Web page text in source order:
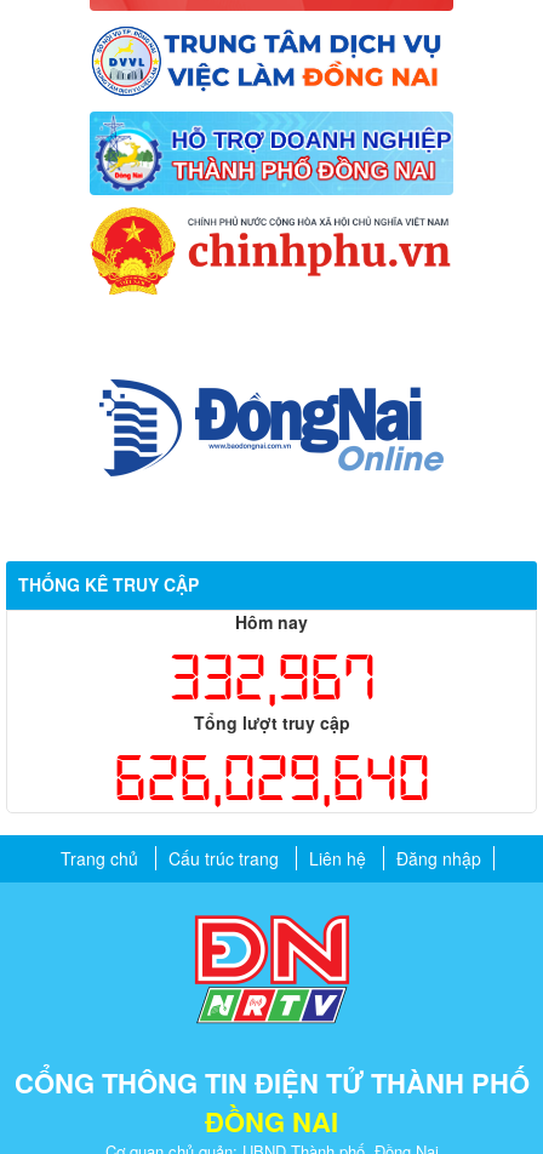
THỐNG KÊ TRUY CẬP
Hôm nay
332,967
Tổng lượt truy cập
626,029,640
Trang chủ Cấu trúc trang Liên hệ Đăng nhập
CỔNG THÔNG TIN ĐIỆN TỬ THÀNH PHỐ
ĐỒNG NAI